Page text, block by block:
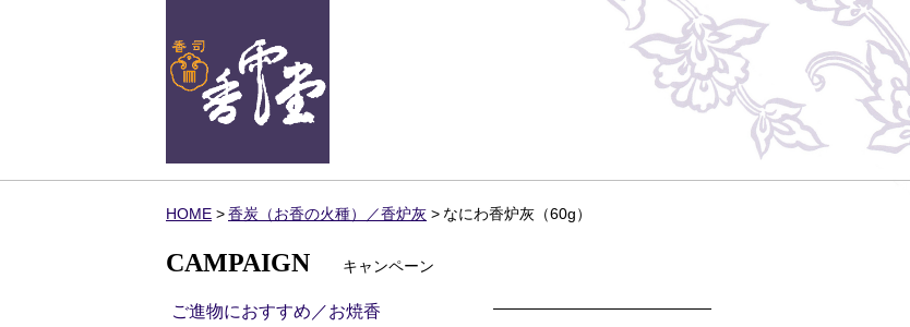
HOME 香炭（お香の火種）／香炉灰 なにわ香炉灰（60g）
CAMPAIGN キャンペーン
ご進物におすすめ／お焼香